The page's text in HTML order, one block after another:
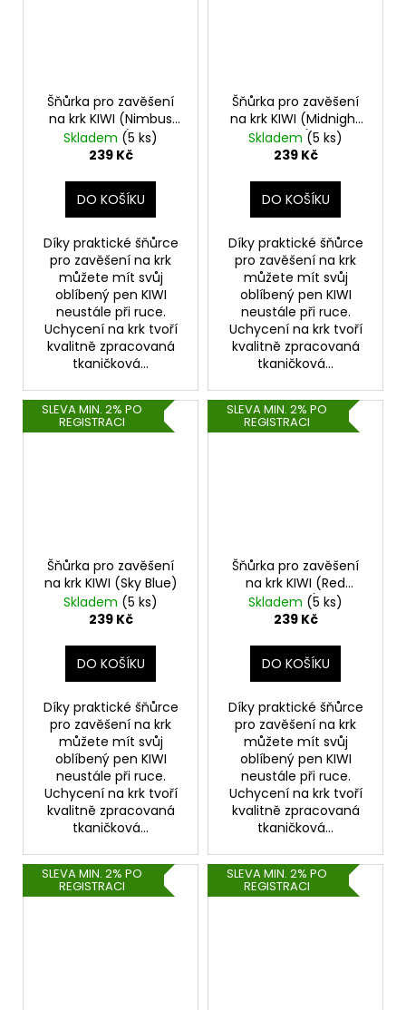
Šňůrka pro zavěšení
na krk KIWI (Nimbus
Cloud)
Skladem (5 ks)
239 Kč
DO KOŠÍKU
Díky praktické šňůrce
pro zavěšení na krk
můžete mít svůj
oblíbený pen KIWI
neustále při ruce.
Uchycení na krk tvoří
kvalitně zpracovaná
tkaničková...
Šňůrka pro zavěšení
na krk KIWI (Midnight
Blue)
Skladem (5 ks)
239 Kč
DO KOŠÍKU
Díky praktické šňůrce
pro zavěšení na krk
můžete mít svůj
oblíbený pen KIWI
neustále při ruce.
Uchycení na krk tvoří
kvalitně zpracovaná
tkaničková...
SLEVA MIN. 2% PO
REGISTRACI
Šňůrka pro zavěšení
na krk KIWI (Sky Blue)
Skladem (5 ks)
239 Kč
DO KOŠÍKU
Díky praktické šňůrce
pro zavěšení na krk
můžete mít svůj
oblíbený pen KIWI
neustále při ruce.
Uchycení na krk tvoří
kvalitně zpracovaná
tkaničková...
SLEVA MIN. 2% PO
REGISTRACI
Šňůrka pro zavěšení
na krk KIWI (Red
Velvet)
Skladem (5 ks)
239 Kč
DO KOŠÍKU
Díky praktické šňůrce
pro zavěšení na krk
můžete mít svůj
oblíbený pen KIWI
neustále při ruce.
Uchycení na krk tvoří
kvalitně zpracovaná
tkaničková...
SLEVA MIN. 2% PO
REGISTRACI
SLEVA MIN. 2% PO
REGISTRACI